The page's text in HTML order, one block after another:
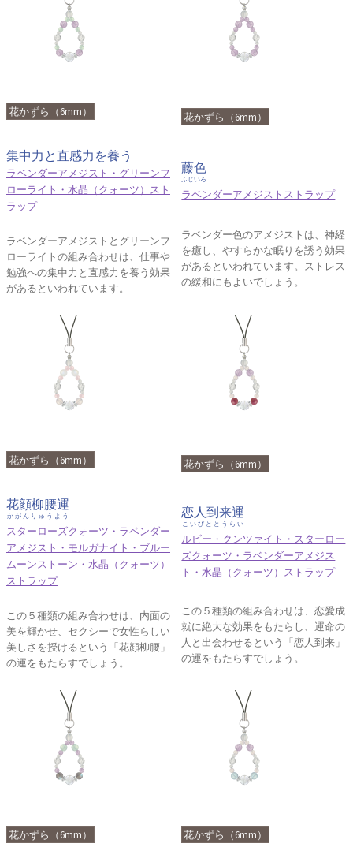
花かずら（6mm）
集中力と直感力を養う
ラベンダーアメジスト・グリーンフ
ローライト・水晶（クォーツ）スト
ラップ
ラベンダーアメジストとグリーンフ
ローライトの組み合わせは、仕事や
勉強への集中力と直感力を養う効果
があるといわれています。
花かずら（6mm）
藤色
ふじいろ
ラベンダーアメジストストラップ
ラベンダー色のアメジストは、神経
を癒し、やすらかな眠りを誘う効果
があるといわれています。ストレス
の緩和にもよいでしょう。
花かずら（6mm）
花顔柳腰運
かがんりゅうよう
スターローズクォーツ・ラベンダー
アメジスト・モルガナイト・ブルー
ムーンストーン・水晶（クォーツ）
ストラップ
この５種類の組み合わせは、内面の
美を輝かせ、セクシーで女性らしい
美しさを授けるという「花顔柳腰」
の運をもたらすでしょう。
花かずら（6mm）
恋人到来運
こいびととうらい
ルビー・クンツァイト・スターロー
ズクォーツ・ラベンダーアメジス
ト・水晶（クォーツ）ストラップ
この５種類の組み合わせは、恋愛成
就に絶大な効果をもたらし、運命の
人と出会わせるという「恋人到来」
の運をもたらすでしょう。
花かずら（6mm） 花かずら（6mm）